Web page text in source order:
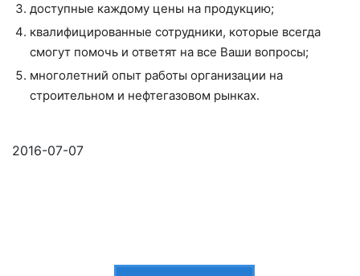
доступные каждому цены на продукцию;
квалифицированные сотрудники, которые всегда
смогут помочь и ответят на все Ваши вопросы;
многолетний опыт работы организации на
строительном и нефтегазовом рынках.
2016-07-07